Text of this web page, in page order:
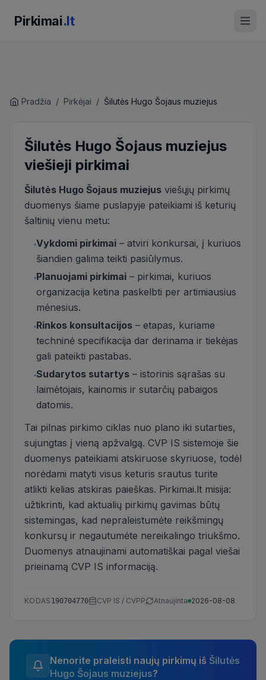
Pirkimai.lt
Pradžia / Pirkėjai / Šilutės Hugo Šojaus muziejus
Šilutės Hugo Šojaus muziejus
viešieji pirkimai
Šilutės Hugo Šojaus muziejus viešųjų pirkimų
duomenys šiame puslapyje pateikiami iš keturių
šaltinių vienu metu:
·Vykdomi pirkimai – atviri konkursai, į kuriuos
šiandien galima teikti pasiūlymus.
·Planuojami pirkimai – pirkimai, kuriuos
organizacija ketina paskelbti per artimiausius
mėnesius.
·Rinkos konsultacijos – etapas, kuriame
techninė specifikacija dar derinama ir tiekėjas
gali pateikti pastabas.
·Sudarytos sutartys – istorinis sąrašas su
laimėtojais, kainomis ir sutarčių pabaigos
datomis.
Tai pilnas pirkimo ciklas nuo plano iki sutarties,
sujungtas į vieną apžvalgą. CVP IS sistemoje šie
duomenys pateikiami atskiruose skyriuose, todėl
norėdami matyti visus keturis srautus turite
atlikti kelias atskiras paieškas. Pirkimai.lt misija:
užtikrinti, kad aktualių pirkimų gavimas būtų
sistemingas, kad nepraleistumėte reikšmingų
konkursų ir negautumėte nereikalingo triukšmo.
Duomenys atnaujinami automatiškai pagal viešai
prieinamą CVP IS informaciją.
KODAS 190704770 CVP IS / CVPP Atnaujinta 2026-08-08
Nenorite praleisti naujų pirkimų iš Šilutės
Hugo Šojaus muziejus?